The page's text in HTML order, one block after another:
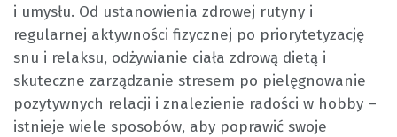
i umysłu. Od ustanowienia zdrowej rutyny i
regularnej aktywności fizycznej po priorytetyzację
snu i relaksu, odżywianie ciała zdrową dietą i
skuteczne zarządzanie stresem po pielęgnowanie
pozytywnych relacji i znalezienie radości w hobby –
istnieje wiele sposobów, aby poprawić swoje